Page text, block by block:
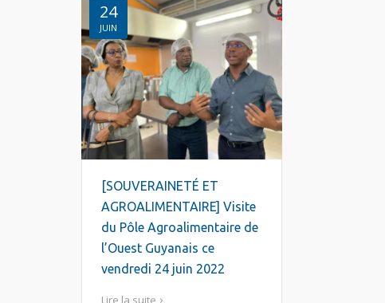
24
JUIN
[SOUVERAINETÉ ET
AGROALIMENTAIRE] Visite
du Pôle Agroalimentaire de
l’Ouest Guyanais ce
vendredi 24 juin 2022
Lire la suite